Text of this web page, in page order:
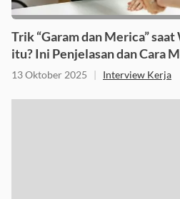
Trik “Garam dan Merica”
itu? Ini Penjelasan dan Cara
13 Oktober 2025 | Interview Kerja